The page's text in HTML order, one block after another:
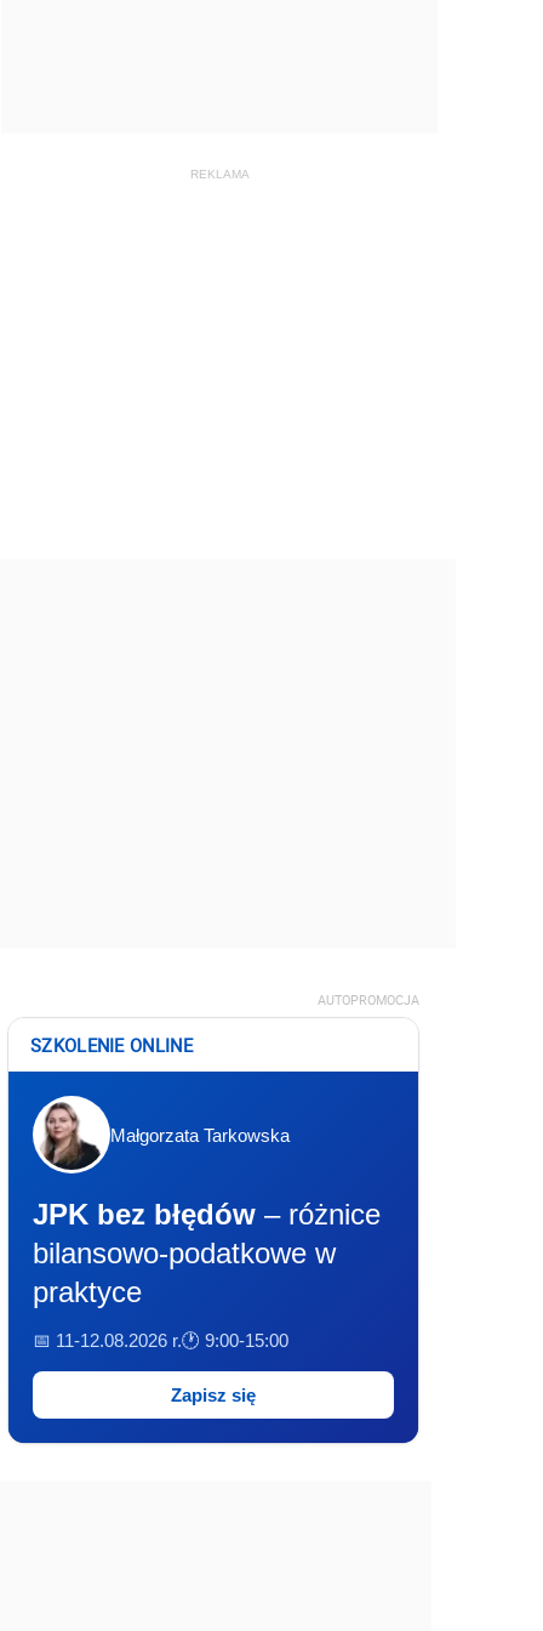
AUTOPROMOCJA
SZKOLENIE ONLINE
Małgorzata Tarkowska
JPK bez błędów – różnice
bilansowo-podatkowe w
praktyce
📅 11-12.08.2026 r.🕐 9:00-15:00
Zapisz się